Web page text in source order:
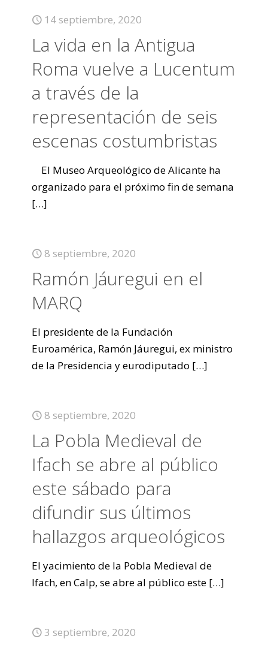
14 septiembre, 2020
La vida en la Antigua
Roma vuelve a Lucentum
a través de la
representación de seis
escenas costumbristas
El Museo Arqueológico de Alicante ha
organizado para el próximo fin de semana
[…]
8 septiembre, 2020
Ramón Jáuregui en el
MARQ
El presidente de la Fundación
Euroamérica, Ramón Jáuregui, ex ministro
de la Presidencia y eurodiputado […]
8 septiembre, 2020
La Pobla Medieval de
Ifach se abre al público
este sábado para
difundir sus últimos
hallazgos arqueológicos
El yacimiento de la Pobla Medieval de
Ifach, en Calp, se abre al público este […]
3 septiembre, 2020